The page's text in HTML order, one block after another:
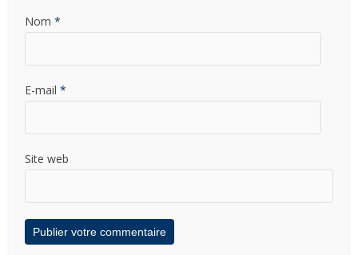
Nom*
E-mail*
Site web